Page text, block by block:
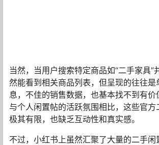
当然，当用户搜索特定商品如“二手家具”
然能看到相关商品列表，但呈现的往往是
息，不佳的销售数据，也基本找不到有价
与个人闲置帖的活跃氛围相比，这些官方
极其有限，也缺乏互动性和真实感。
不过，小红书上虽然汇聚了大量的二手